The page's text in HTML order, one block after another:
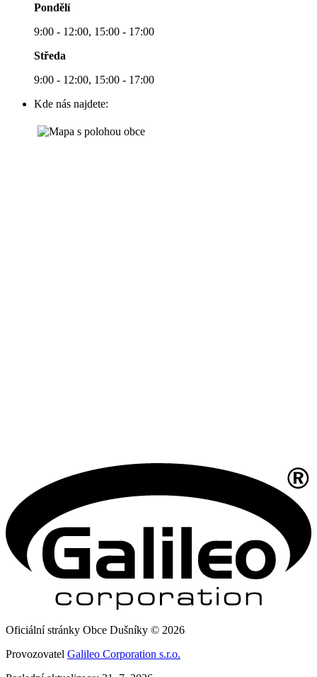
Pondělí
9:00 - 12:00, 15:00 - 17:00
Středa
9:00 - 12:00, 15:00 - 17:00
Kde nás najdete:
Oficiální stránky Obce Dušníky © 2026
Provozovatel Galileo Corporation s.r.o.